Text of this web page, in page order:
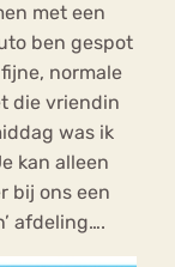
met een
ben gespot
normale
die vriendin
was ik
kan alleen
bij ons een
afdeling….